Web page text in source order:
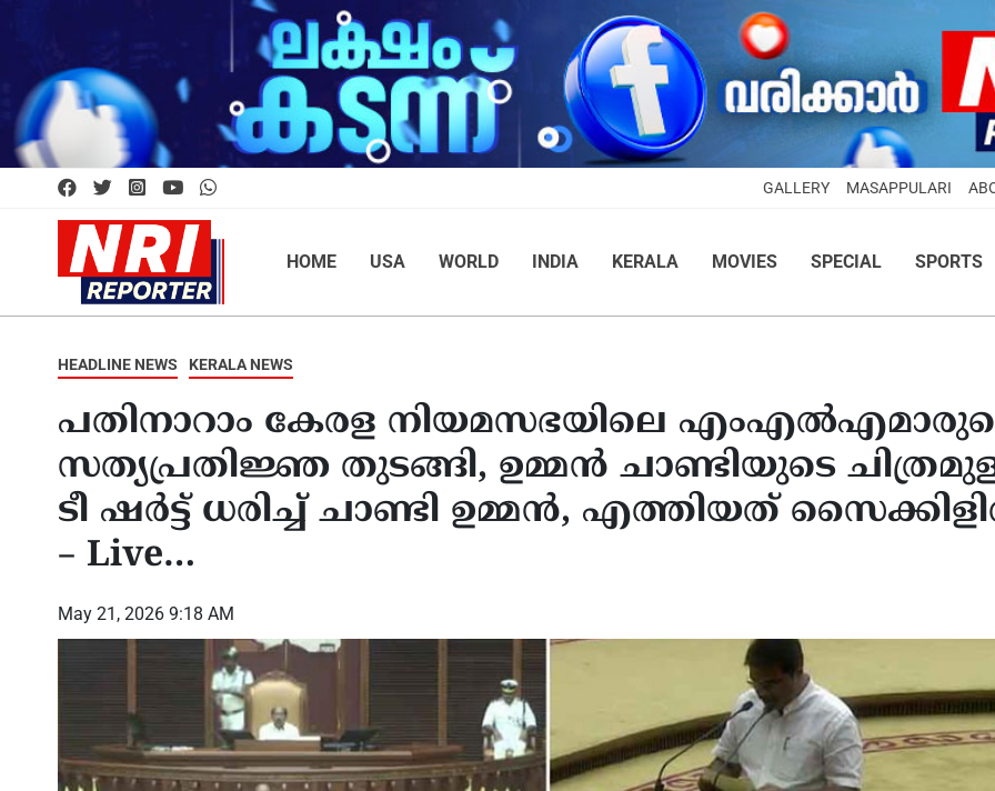
GALLERY MASAPPULARI
HOME USA WORLD INDIA KERALA MOVIES SPECIAL SPORTS
HEADLINE NEWS KERALA NEWS
പതിനാറാം കേരള നിയമസഭയിലെ
സത്യപ്രതിജ്ഞ തുടങ്ങി, ഉമ്മൻ ചാണ്ടിയുടെ
ടീ ഷർട്ട് ധരിച്ച് ചാണ്ടി ഉമ്മൻ, എത്തിയത്
– Live…
May 21, 2026 9:18 AM
മേഖലയിലെ സുരക്ഷ
പ്രദേശവാസികളായ രാജ്യങ്ങൾ തന്നെ
കൈകാര്യം ചെയ്യണം: ഇറാന്റെ
വിദേശകാര്യ ഉപമന്ത്രി ഖാസിം
ഗരീബാബാദി
പ്രതിരോധ കരാറിനെതിരെ ഇറാൻ;
സുരക്ഷ ഭിക്ഷ യാചിക്കേണ്ടതില്ലെന്ന്
രൂക്ഷവിമർശനം
അവസാനിച്ചേക്കുമെന്ന്
ചർച്ചകൾ നടക്കുന്നെന്ന
അവകാശവാദം തള്ളി